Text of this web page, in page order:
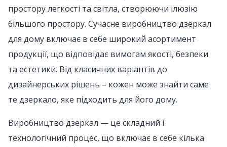
простору легкості та світла, створюючи ілюзію
більшого простору. Сучасне виробництво дзеркал
для дому включає в себе широкий асортимент
продукції, що відповідає вимогам якості, безпеки
та естетики. Від класичних варіантів до
дизайнерських рішень – кожен може знайти саме
те дзеркало, яке підходить для його дому.
Виробництво дзеркал — це складний і
технологічний процес, що включає в себе кілька